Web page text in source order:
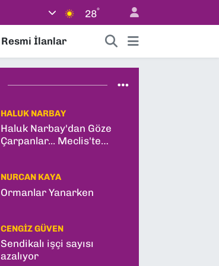
28°
Resmi İlanlar
HALUK NARBAY
Haluk Narbay'dan Göze
Çarpanlar... Meclis'te
NURCAN KAYA
Ormanlar Yanarken
CENGIZ GÜVEN
Sendikalı işçi sayısı
azalıyor